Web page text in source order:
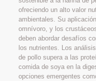
ofreciendo un alto valor
ambientales. Su
omnívoro, y los
deben abordar desafíos
los nutrientes. Los
de pollo supera a las
comida de soya en la
opciones emergentes